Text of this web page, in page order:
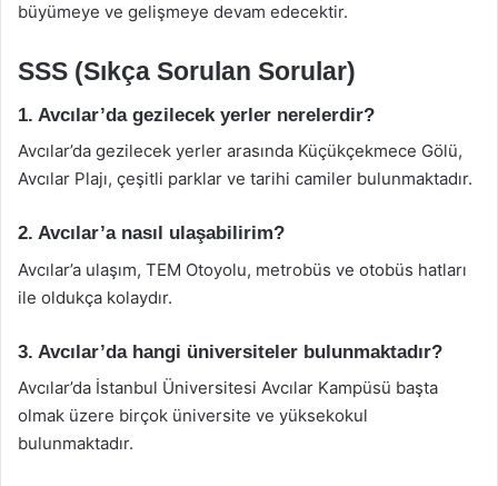
büyümeye ve gelişmeye devam edecektir.
SSS (Sıkça Sorulan Sorular)
1. Avcılar’da gezilecek yerler nerelerdir?
Avcılar’da gezilecek yerler arasında Küçükçekmece Gölü,
Avcılar Plajı, çeşitli parklar ve tarihi camiler bulunmaktadır.
2. Avcılar’a nasıl ulaşabilirim?
Avcılar’a ulaşım, TEM Otoyolu, metrobüs ve otobüs hatları
ile oldukça kolaydır.
3. Avcılar’da hangi üniversiteler bulunmaktadır?
Avcılar’da İstanbul Üniversitesi Avcılar Kampüsü başta
olmak üzere birçok üniversite ve yüksekokul
bulunmaktadır.